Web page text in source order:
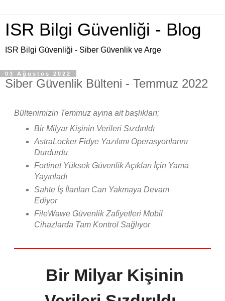
ISR Bilgi Güvenliği - Blog
ISR Bilgi Güvenliği - Siber Güvenlik ve Arge
03 Ağustos 2022
Siber Güvenlik Bülteni - Temmuz 2022
Bültenimizin Temmuz ayına ait başlıkları;
Bir Milyar Kişinin Verileri Sızdırıldı
AstraLocker Fidye Yazılımı Operasyonlarını
Durdurdu
Fortinet Yüksek Güvenlik Açıkları İçin Yama
Yayınladı
Sahte İş İlanları Can Yakmaya Devam
Ediyor
FileWawe Güvenlik Zafiyetleri Mobil
Cihazlarda Tam Kontrol Sağlıyor
Bir Milyar Kişinin